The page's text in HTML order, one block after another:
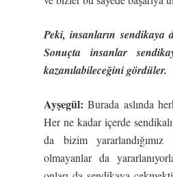
Peki, insanların
Sonuçta insanlar
kazanılabileceğini gördüler.
Ayşegül: Burada aslında
Her ne kadar içerde
da bizim yararlandığımız
olmayanlar da